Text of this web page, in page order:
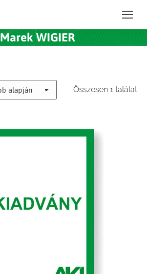
Marek WIGIER
Összesen 1 találat